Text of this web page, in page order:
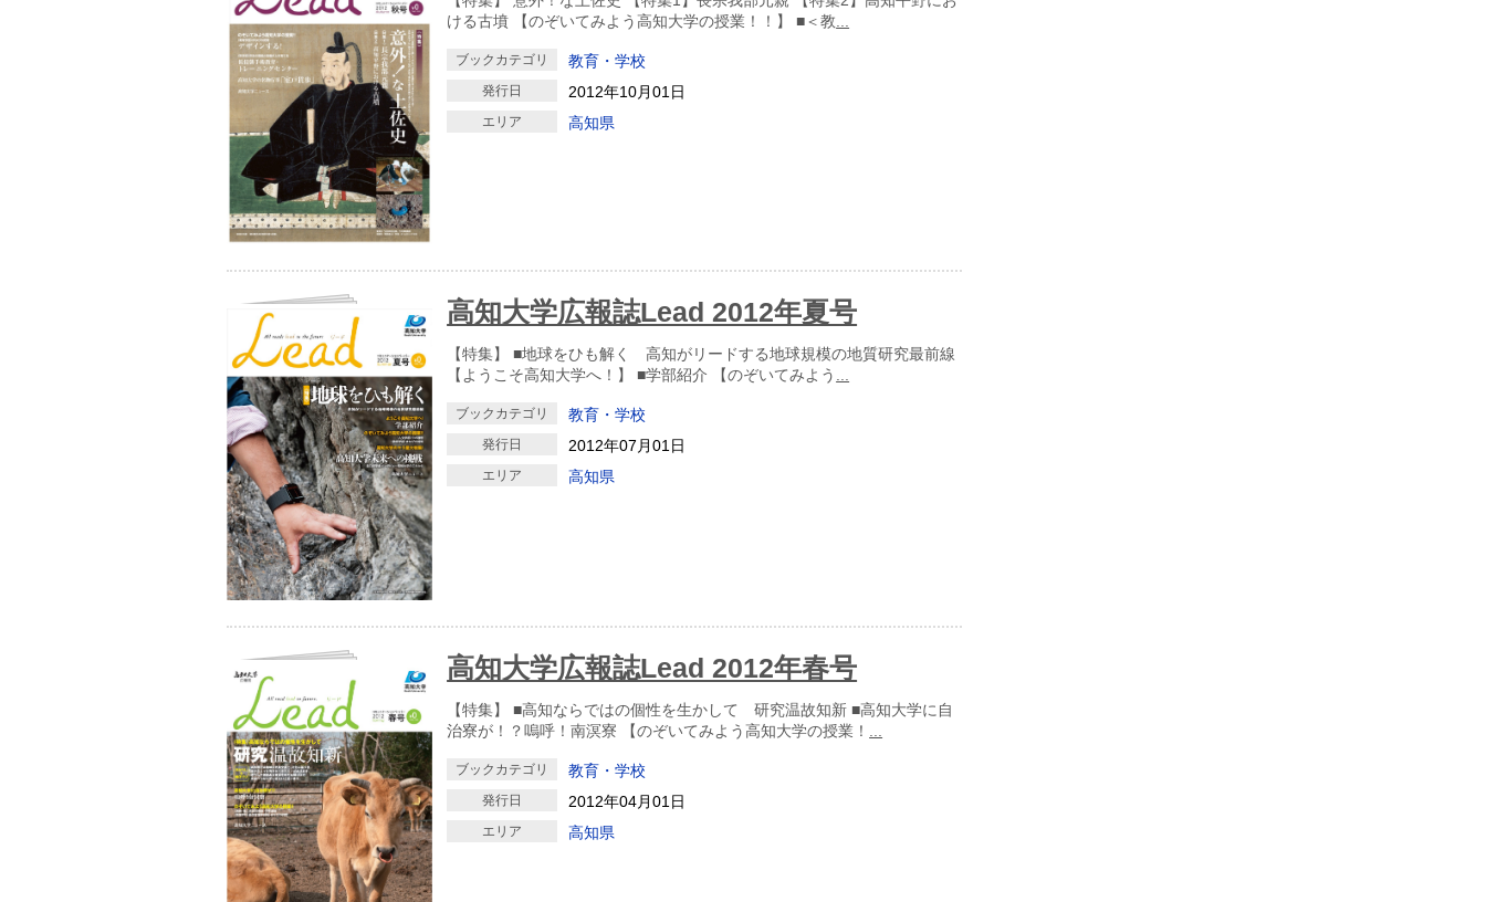
ける古墳 【のぞいてみよう高知大学の授業！！】 ■＜教
ブックカテゴリ 教育・学校
発行日 2012年10月01日
エリア 高知県
高知大学広報誌Lead 2012年夏号
【特集】 ■地球をひも解く 高知がリードする地球規模の地質研究最前線
【ようこそ高知大学へ！】 ■学部紹介 【のぞいてみよう
ブックカテゴリ 教育・学校
発行日 2012年07月01日
エリア 高知県
高知大学広報誌Lead 2012年春号
【特集】 ■高知ならではの個性を生かして 研究温故知新 ■高知大学に自
治寮が！？嗚呼！南溟寮 【のぞいてみよう高知大学の授業！
ブックカテゴリ 教育・学校
発行日 2012年04月01日
エリア 高知県